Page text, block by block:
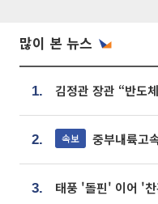
많이 본 뉴스
1.
2. 속보 중부내륙고
3.